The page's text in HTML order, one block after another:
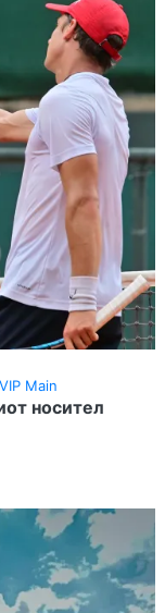
VIP Main
носител